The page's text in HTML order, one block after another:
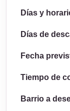
Días y
Días de
Fecha
Tiempo de
Barrio a